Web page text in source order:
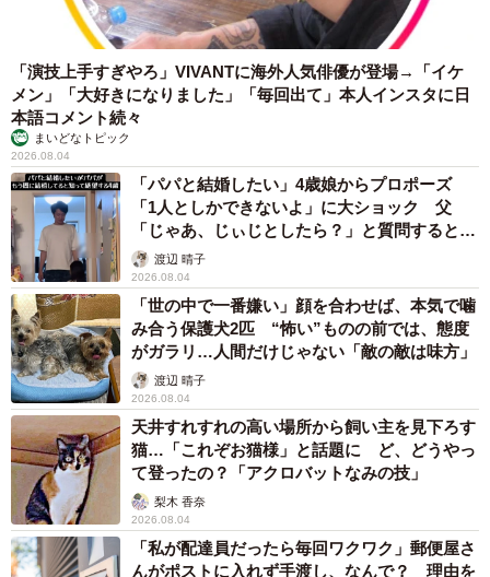
「演技上手すぎやろ」VIVANTに海外人気俳優が登場→「イケ
メン」「大好きになりました」「毎回出て」本人インスタに日
本語コメント続々
まいどなトピック
2026.08.04
「パパと結婚したい」4歳娘からプロポーズ
「1人としかできないよ」に大ショック 父
「じゃあ、じぃじとしたら？」と質問すると…
渡辺 晴子
2026.08.04
「世の中で一番嫌い」顔を合わせば、本気で噛
み合う保護犬2匹 “怖い”ものの前では、態度
がガラリ…人間だけじゃない「敵の敵は味方」
渡辺 晴子
2026.08.04
天井すれすれの高い場所から飼い主を見下ろす
猫…「これぞお猫様」と話題に ど、どうやっ
て登ったの？「アクロバットなみの技」
梨木 香奈
2026.08.04
「私が配達員だったら毎回ワクワク」郵便屋さ
んがポストに入れず手渡し、なんで？ 理由を